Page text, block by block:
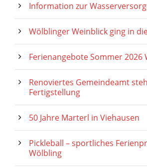
Information zur
Wölblinger Weinblick ging in
Ferienangebote Sommer 2026
Renoviertes Gemeindeamt
Fertigstellung
50 Jahre Marterl in Viehausen
Pickleball – sportliches
Wölbling